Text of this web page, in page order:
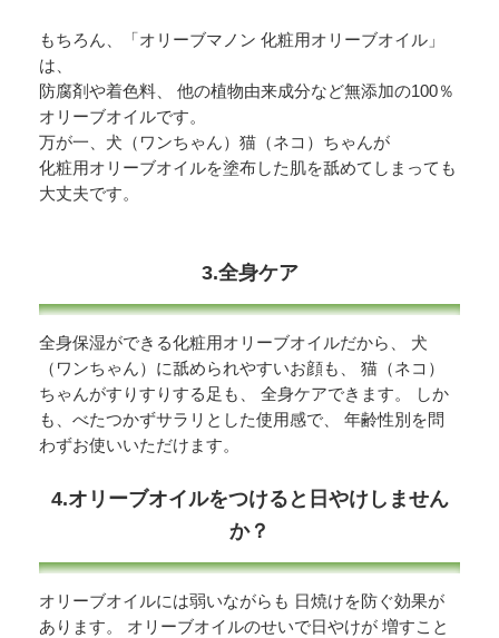
もちろん、「オリーブマノン 化粧用オリーブオイル」
は、
防腐剤や着色料、 他の植物由来成分など無添加の100％
オリーブオイルです。
万が一、犬（ワンちゃん）猫（ネコ）ちゃんが
化粧用オリーブオイルを塗布した肌を舐めてしまっても
大丈夫です。
3.全身ケア
全身保湿ができる化粧用オリーブオイルだから、 犬
（ワンちゃん）に舐められやすいお顔も、 猫（ネコ）
ちゃんがすりすりする足も、 全身ケアできます。 しか
も、べたつかずサラリとした使用感で、 年齢性別を問
わずお使いいただけます。
4.オリーブオイルをつけると日やけしません
か？
オリーブオイルには弱いながらも 日焼けを防ぐ効果が
あります。 オリーブオイルのせいで日やけが 増すこと